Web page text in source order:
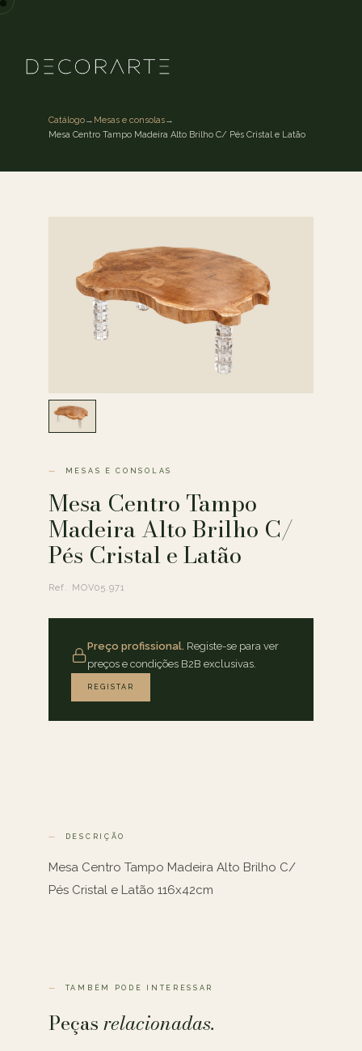
Catálogo→ Mesas e consolas→
Mesa Centro Tampo Madeira Alto Brilho C/ Pés Cristal e Latão
MESAS E CONSOLAS
Mesa Centro Tampo
Madeira Alto Brilho C/
Pés Cristal e Latão
Ref. MOV05.971
Preço profissional. Registe-se para ver
preços e condições B2B exclusivas.
REGISTAR
DESCRIÇÃO
Mesa Centro Tampo Madeira Alto Brilho C/
Pés Cristal e Latão 116x42cm
TAMBÉM PODE INTERESSAR
Peçasrelacionadas.